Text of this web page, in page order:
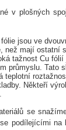
v plošných
jsou ve
než mají ostatní
tažnost Cu
průmyslu. Tato
teplotní
Někteří
se
podílejícími na